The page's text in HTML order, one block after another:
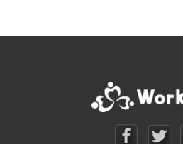
Posts navigation